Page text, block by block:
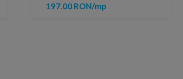
197.00 RON/mp